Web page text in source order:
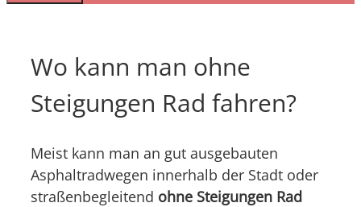
Wo kann man ohne
Steigungen Rad fahren?
Meist kann man an gut ausgebauten
Asphaltradwegen innerhalb der Stadt oder
straßenbegleitend ohne Steigungen Rad